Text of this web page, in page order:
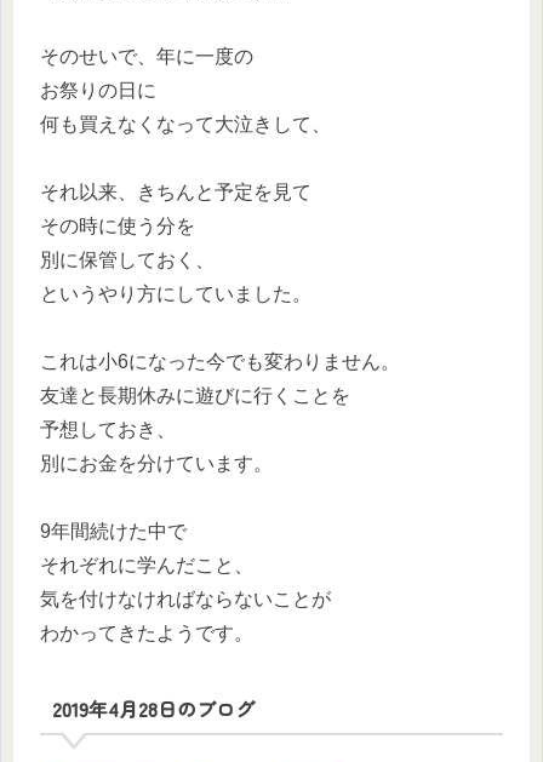
そのせいで、年に一度の
お祭りの日に
何も買えなくなって大泣きして、
それ以来、きちんと予定を見て
その時に使う分を
別に保管しておく、
というやり方にしていました。
これは小6になった今でも変わりません。
友達と長期休みに遊びに行くことを
予想しておき、
別にお金を分けています。
9年間続けた中で
それぞれに学んだこと、
気を付けなければならないことが
わかってきたようです。
2019年4月28日のブログ